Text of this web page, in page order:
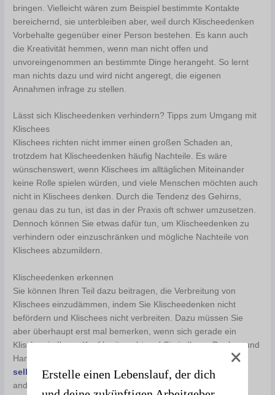
bringen. Vielleicht wären zum Beispiel bestimmte Kontakte
bereichernd, sie unterbleiben aber, weil durch Klischeedenken
Vorbehalte gegenüber einer Person bestehen. Es kann auch
die Kreativität hemmen, wenn man nicht offen und
unvoreingenommen an bestimmte Dinge herangeht. So lernt
man nichts dazu und wird nicht angeregt, die eigenen
Annahmen infrage zu stellen.
Lässt sich Klischeedenken verhindern? Tipps zum Umgang mit
Klischees
Klischees richten nicht immer einen großen Schaden an,
trotzdem hat Klischeedenken häufig Nachteile. Es wäre
wünschenswert, wenn Klischees im alltäglichen Miteinander
keine Rolle spielen würden, und viele Menschen möchten auch
nicht in Klischees denken. Durch die Tendenz des Gehirns,
genau das zu tun, ist das in der Praxis oft schwer umzusetzen.
Dennoch können Sie etwas dafür tun, um Klischeedenken zu
verhindern oder einzuschränken und mögliche Nachteile von
Klischees abzumildern.
Klischeedenken erkennen
Sie können Ihren Teil dazu beitragen, die Verbreitung von
Klischees einzudämmen, indem Sie Klischeedenken nicht
befördern und Klischees nicht verbreiten. Dazu müssen Sie
aber überhaupt erst mal bemerken, wenn sich gerade ein
Klischee in Ihrem Kopf breitmacht und Sie in Ihrem Denken und
Handeln lenkt. Achtsamkeit ist der Schlüssel dazu. Seien Sie
selbstkritisch, wenn Sie voreilige Schlüsse in Bezug auf
andere Menschen oder bestimmte Situationen ziehen.
Erstelle einen Lebenslauf, der dich